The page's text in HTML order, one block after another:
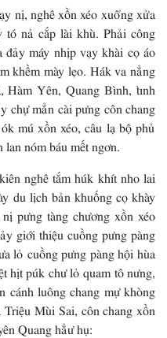
nghê xồn xéo xuổng xửa
nả cắp lài khù. Phải công
đảy máy nhịp vạy khài cọ áo
khềm mày lẹo. Hák va nẳng
Hàm Yên, Quang Bình, tỉnh
chự mẳn cài pưng côn chang
mú xồn xéo, câu lạ bộ phủ
nóm báu mết ngơn.
nghê tắm húk khít nho lai
du lịch bản khuống cọ khày
pưng tàng chương xồn xéo
giới thiệu cuồng pưng pàng
lỏ cuồng pưng pàng hội hùa
hịt púk chư lỏ quam tô nưng,
cánh luông chang mự khòng
Mùi Sai, côn chang xồn
Quang hẳư hụ: